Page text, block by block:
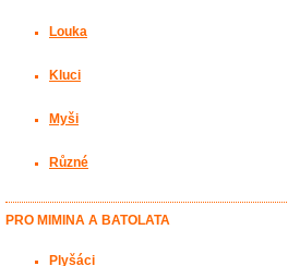
Louka
Kluci
Myši
Různé
PRO MIMINA A BATOLATA
Plyšáci